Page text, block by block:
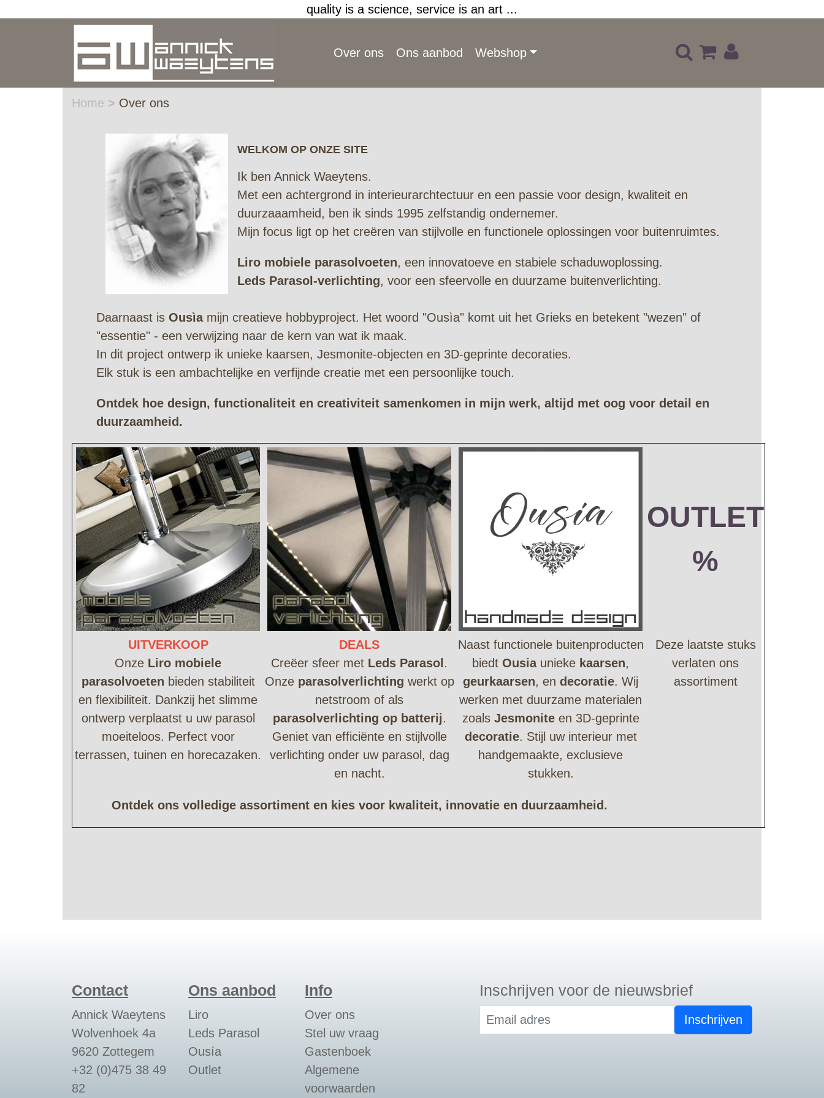
quality is a science, service is an art ...
Over ons Ons aanbod Webshop
Home > Over ons
WELKOM OP ONZE SITE
Ik ben Annick Waeytens.
Met een achtergrond in interieurarchtectuur en een passie voor design, kwaliteit en
duurzaaamheid, ben ik sinds 1995 zelfstandig ondernemer.
Mijn focus ligt op het creëren van stijlvolle en functionele oplossingen voor buitenruimtes.
Liro mobiele parasolvoeten, een innovatoeve en stabiele schaduwoplossing.
Leds Parasol-verlichting, voor een sfeervolle en duurzame buitenverlichting.
Daarnaast is Ousìamijn creatieve hobbyproject. Het woord "Ousìa" komt uit het Grieks en betekent "wezen" of
"essentie" - een verwijzing naar de kern van wat ik maak.
In dit project ontwerp ik unieke kaarsen, Jesmonite-objecten en 3D-geprinte decoraties.
Elk stuk is een ambachtelijke en verfijnde creatie met een persoonlijke touch.
Ontdek hoe design, functionaliteit en creativiteit samenkomen in mijn werk, altijd met oog voor detail en
duurzaamheid.
OUTLET
%
UITVERKOOP
Onze Liro mobiele
parasolvoeten bieden stabiliteit
en flexibiliteit. Dankzij het slimme
ontwerp verplaatst u uw parasol
moeiteloos. Perfect voor
terrassen, tuinen en horecazaken.
DEALS
Creëer sfeer met Leds Parasol.
Onze parasolverlichting werkt op
netstroom of als
parasolverlichting op batterij.
Geniet van efficiënte en stijlvolle
verlichting onder uw parasol, dag
en nacht.
Naast functionele buitenproducten
biedt Ousiaunieke kaarsen,
geurkaarsen, en decoratie. Wij
werken met duurzame materialen
zoals Jesmoniteen 3D-geprinte
decoratie. Stijl uw interieur met
handgemaakte, exclusieve
stukken.
Deze laatste stuks
verlaten ons
assortiment
Ontdek ons volledige assortiment en kies voor kwaliteit, innovatie en duurzaamheid.
Contact
Annick Waeytens
Wolvenhoek 4a
9620 Zottegem
+32 (0)475 38 49
82
Ons aanbod
Liro
Leds Parasol
Ousía
Outlet
Info
Over ons
Stel uw vraag
Gastenboek
Algemene
voorwaarden
Inschrijven voor de nieuwsbrief
Email adres Inschrijven